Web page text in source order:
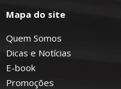
Mapa do site
Quem Somos
Dicas e Notícias
E-book
Promoções